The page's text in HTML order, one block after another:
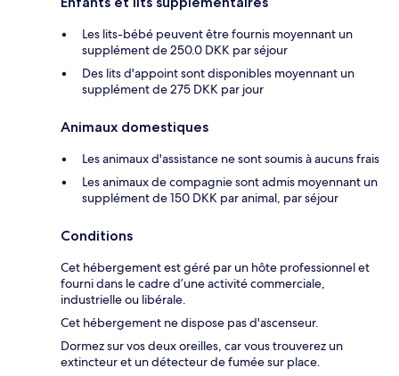
Les lits-bébé peuvent être fournis moyennant un
supplément de 250.0 DKK par séjour
Des lits d'appoint sont disponibles moyennant un
supplément de 275 DKK par jour
Animaux domestiques
Les animaux d'assistance ne sont soumis à aucuns frais
Les animaux de compagnie sont admis moyennant un
supplément de 150 DKK par animal, par séjour
Conditions
Cet hébergement est géré par un hôte professionnel et
fourni dans le cadre d’une activité commerciale,
industrielle ou libérale.
Cet hébergement ne dispose pas d'ascenseur.
Dormez sur vos deux oreilles, car vous trouverez un
extincteur et un détecteur de fumée sur place.